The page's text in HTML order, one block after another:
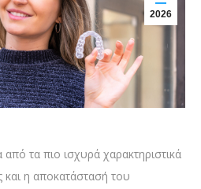
2026
τα πιο ισχυρά χαρακτηριστικά
και η αποκατάστασή του